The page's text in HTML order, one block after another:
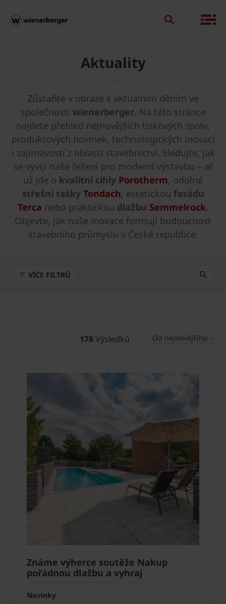
Aktuality
Zůstaňte v obraze s aktuálním děním ve
společnosti wienerberger. Na této stránce
najdete přehled nejnovějších tiskových zpráv,
produktových novinek, technologických inovací
i zajímavostí z oblasti stavebnictví. Sledujte, jak
se vyvíjí naše řešení pro moderní výstavbu – ať
už jde o kvalitní cihly Porotherm, odolné
střešní tašky Tondach, estetickou fasádu
Terca nebo praktickou dlažbu Semmelrock.
Objevte, jak naše inovace formují budoucnost
stavebního průmyslu v České republice.
VÍCE FILTRŮ
178Výsledků Od nejnovějšího
Známe výherce soutěže Nakup
pořádnou dlažbu a vyhraj
Novinky